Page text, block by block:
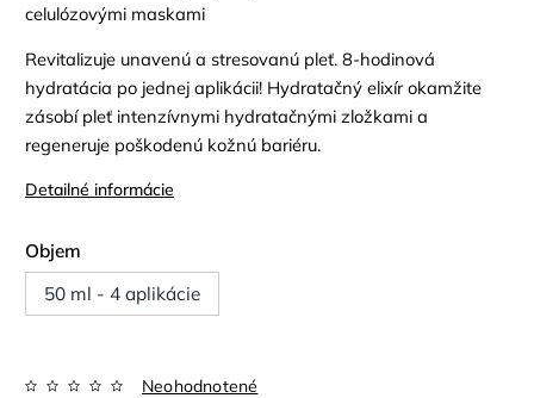
celulózovými maskami
Revitalizuje unavenú a stresovanú pleť. 8-hodinová
hydratácia po jednej aplikácii! Hydratačný elixír okamžite
zásobí pleť intenzívnymi hydratačnými zložkami a
regeneruje poškodenú kožnú bariéru.
Detailné informácie
Objem
50 ml - 4 aplikácie
Neohodnotené